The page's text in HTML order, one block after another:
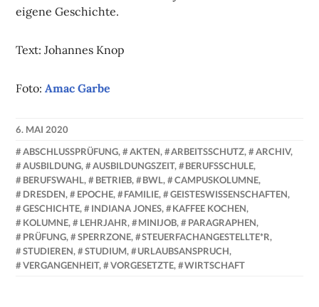
eigene Geschichte.
Text: Johannes Knop
Foto:Amac Garbe
6. MAI 2020
NADINE
FAUST
ABSCHLUSSPRÜFUNG, AKTEN, ARBEITSSCHUTZ, ARCHIV,
AUSBILDUNG, AUSBILDUNGSZEIT, BERUFSSCHULE,
BERUFSWAHL, BETRIEB, BWL, CAMPUSKOLUMNE,
DRESDEN, EPOCHE, FAMILIE, GEISTESWISSENSCHAFTEN,
GESCHICHTE, INDIANA JONES, KAFFEE KOCHEN,
KOLUMNE, LEHRJAHR, MINIJOB, PARAGRAPHEN,
PRÜFUNG, SPERRZONE, STEUERFACHANGESTELLTE*R,
STUDIEREN, STUDIUM, URLAUBSANSPRUCH,
VERGANGENHEIT, VORGESETZTE, WIRTSCHAFT